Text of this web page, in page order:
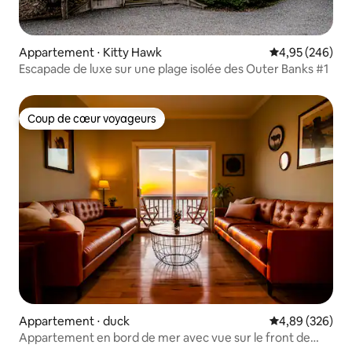
Appartement ⋅ Kitty Hawk Évaluation
4,95 (246)
Escapade de luxe sur une plage isolée des Outer Banks #1
Coup de cœur voyageurs
Coup de cœur voyageurs
Appartement ⋅ duck Évaluation
4,89 (326)
Appartement en bord de mer avec vue sur le front de